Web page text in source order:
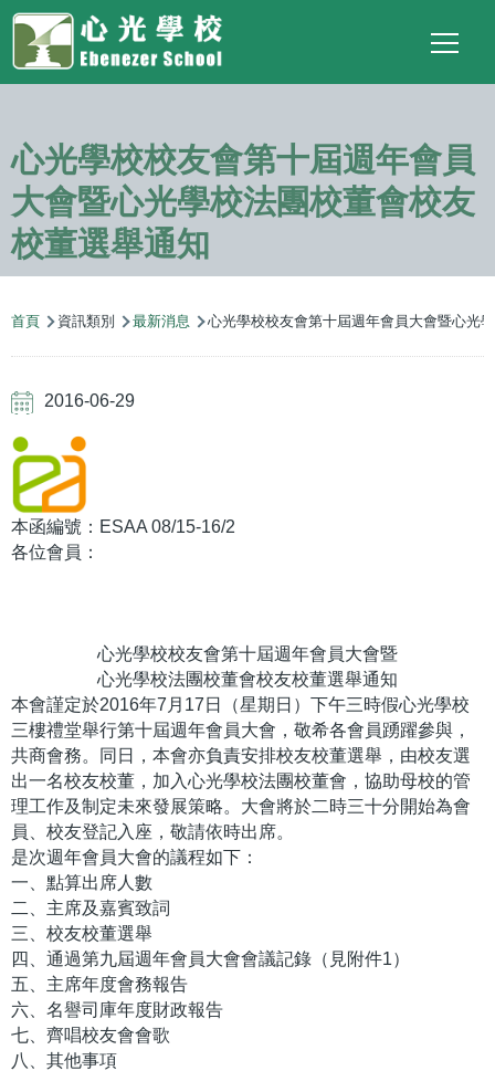
移至主內容
Top
Social
Link
Language
switcher
Main
navigation
心光學校校友會第十屆週年會員
大會暨心光學校法團校董會校友
校董選舉通知
導
結
首頁 資訊類別 最新消息 心光學校校友會第十屆週年會員大會暨心光
2016-06-29
本函編號：ESAA 08/15-16/2
各位會員：
心光學校校友會第十屆週年會員大會暨
心光學校法團校董會校友校董選舉通知
本會謹定於2016年7月17日（星期日）下午三時假心光學校
三樓禮堂舉行第十屆週年會員大會，敬希各會員踴躍參與，
共商會務。同日，本會亦負責安排校友校董選舉，由校友選
出一名校友校董，加入心光學校法團校董會，協助母校的管
理工作及制定未來發展策略。大會將於二時三十分開始為會
員、校友登記入座，敬請依時出席。
是次週年會員大會的議程如下：
一、點算出席人數
二、主席及嘉賓致詞
三、校友校董選舉
四、通過第九屆週年會員大會會議記錄（見附件1）
五、主席年度會務報告
六、名譽司庫年度財政報告
七、齊唱校友會會歌
八、其他事項